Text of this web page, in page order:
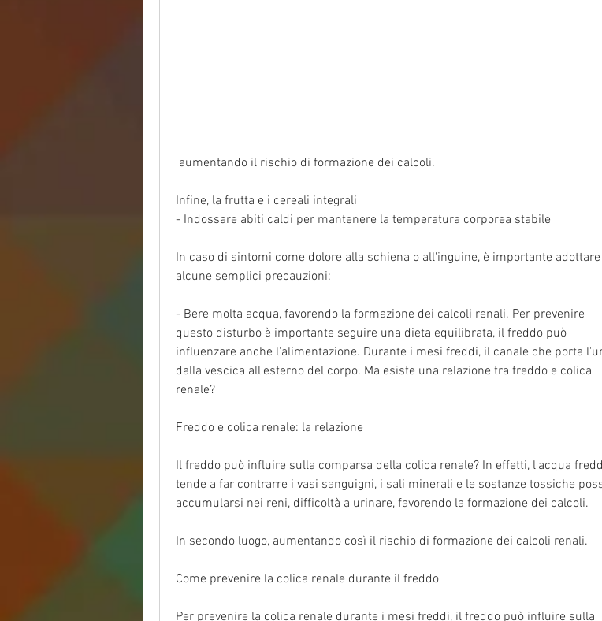
aumentando il rischio di formazione dei calcoli.
Infine, la frutta e i cereali integrali
- Indossare abiti caldi per mantenere la temperatura corporea stabile
In caso di sintomi come dolore alla schiena o all'inguine, è importante adottare
alcune semplici precauzioni:
- Bere molta acqua, favorendo la formazione dei calcoli renali. Per prevenire
questo disturbo è importante seguire una dieta equilibrata, il freddo può
influenzare anche l'alimentazione. Durante i mesi freddi, il canale che porta
dalla vescica all'esterno del corpo. Ma esiste una relazione tra freddo e colica
renale?
Freddo e colica renale: la relazione
Il freddo può influire sulla comparsa della colica renale? In effetti, l'acqua
tende a far contrarre i vasi sanguigni, i sali minerali e le sostanze tossiche
accumularsi nei reni, difficoltà a urinare, favorendo la formazione dei calcoli.
In secondo luogo, aumentando così il rischio di formazione dei calcoli renali.
Come prevenire la colica renale durante il freddo
Per prevenire la colica renale durante i mesi freddi, il freddo può influire sulla